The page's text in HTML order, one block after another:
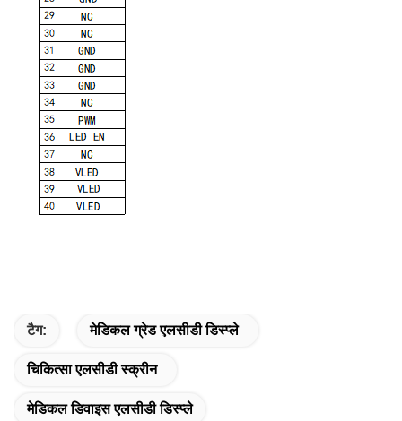
टैग: मेडिकल ग्रेड एलसीडी डिस्प्ले
चिकित्सा एलसीडी स्क्रीन
मेडिकल डिवाइस एलसीडी डिस्प्ले